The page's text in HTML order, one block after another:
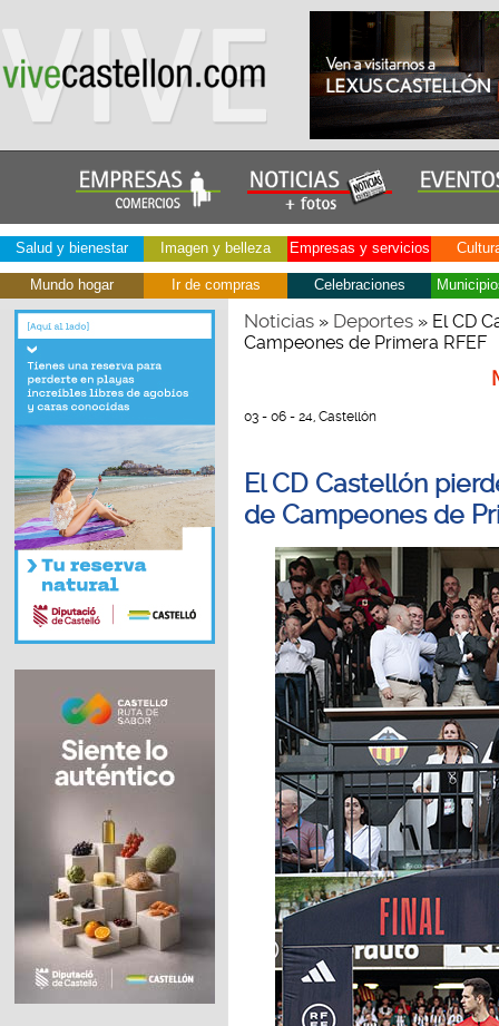
Salud y bienestar Imagen y belleza Empresas y servicios
Mundo hogar Ir de compras Celebraciones
Noticias» Deportes» El CD
Campeones de Primera RFEF
03 - 06 - 24, Castellón
El CD Castellón
de Campeones de